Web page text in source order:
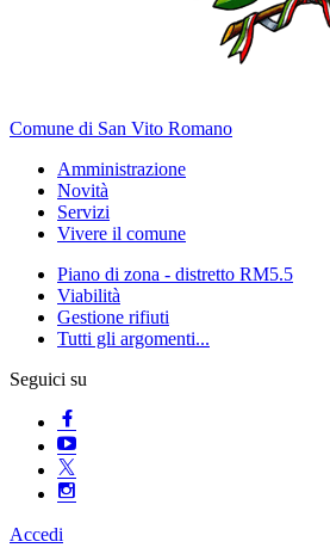
Comune di San Vito Romano
Amministrazione
Novità
Servizi
Vivere il comune
Piano di zona - distretto RM5.5
Viabilità
Gestione rifiuti
Tutti gli argomenti...
Seguici su
Accedi